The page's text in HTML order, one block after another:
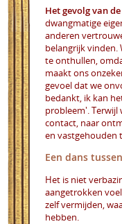
Het gevolg van
dwangmatige
anderen
belangrijk vinden.
te onthullen,
maakt ons
gevoel dat we
bedankt, ik kan
probleem'. Terwijl
contact, naar
en vastgehouden
Een dans
Het is niet
aangetrokken
zelf vermijden,
hebben.